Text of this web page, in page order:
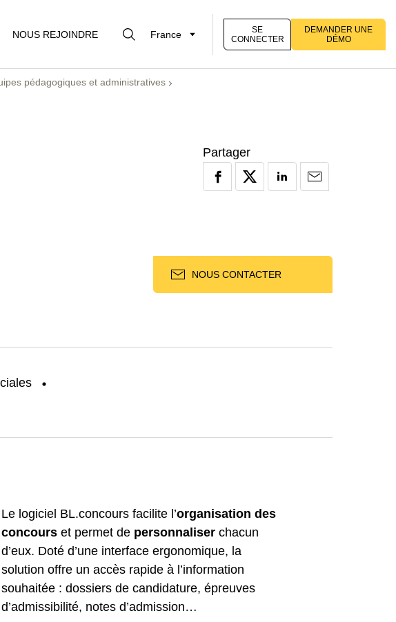
NOUS REJOINDRE France
SE
CONNECTER
DEMANDER UNE
DÉMO
pédagogiques et administratives
Partager
NOUS CONTACTER
Le logiciel BL.concours facilite l’organisation des
concours et permet de personnaliser chacun
d’eux. Doté d’une interface ergonomique, la
solution offre un accès rapide à l’information
souhaitée : dossiers de candidature, épreuves
d’admissibilité, notes d’admission…